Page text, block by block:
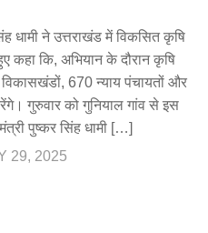
धामी ने उत्तराखंड में विकसित कृषि
कि, अभियान के दौरान कृषि
670 न्याय पंचायतों और
गुरुवार को गुनियाल गांव से इस
पुष्कर सिंह धामी […]
29, 2025